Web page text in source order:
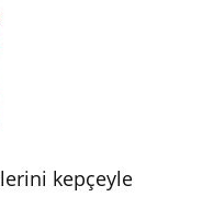
kepçeyle